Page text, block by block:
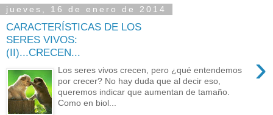
jueves, 16 de enero de 2014
CARACTERÍSTICAS DE LOS
SERES VIVOS:
(II)...CRECEN...
›
Los seres vivos crecen, pero ¿qué entendemos
por crecer? No hay duda que al decir eso,
queremos indicar que aumentan de tamaño.
Como en biol...